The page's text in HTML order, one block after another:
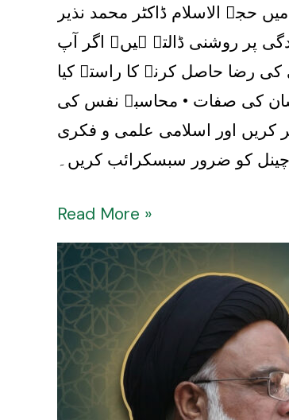
الاسلام ڈاکٹر محمد نذیر
پر روشنی ڈالتے ہیں۔ اگر آپ
کی رضا حاصل کرنے کا راستہ کیا
کی صفات • محاسبۂ نفس کی
کریں اور اسلامی علمی و فکری
کو ضرور سبسکرائب کریں۔
Read More »
Maah
e
Ramzan
Ki
Rehmat